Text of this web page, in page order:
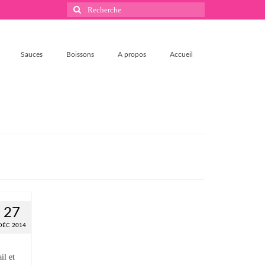
Rechercher
:
Sauces Boissons A propos Accueil
27
2014
et